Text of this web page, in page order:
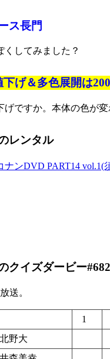
ス長門
くしてみました？
げ＆多色展開は
げですか。本体の色が
レンタル
ナンDVD PART14 vol.1(
クイズダービー#682
送。
1
野大